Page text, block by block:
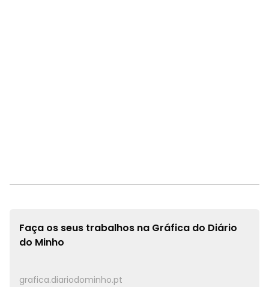
Faça os seus trabalhos na Gráfica do Diário
do Minho
grafica.diariodominho.pt